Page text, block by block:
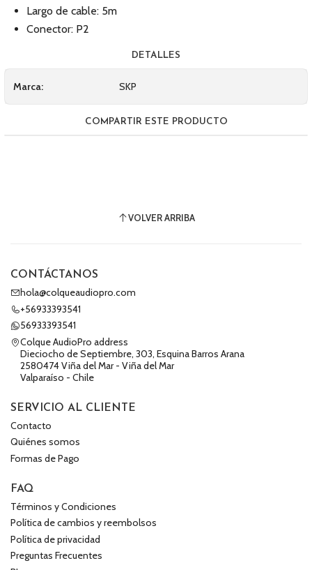
Largo de cable: 5m
Conector: P2
DETALLES
Marca: SKP
COMPARTIR ESTE PRODUCTO
VOLVER ARRIBA
CONTÁCTANOS
hola@colqueaudiopro.com
+56933393541
56933393541
Colque AudioPro address
Dieciocho de Septiembre, 303, Esquina Barros Arana
2580474 Viña del Mar - Viña del Mar
Valparaíso - Chile
SERVICIO AL CLIENTE
Contacto
Quiénes somos
Formas de Pago
FAQ
Términos y Condiciones
Política de cambios y reembolsos
Política de privacidad
Preguntas Frecuentes